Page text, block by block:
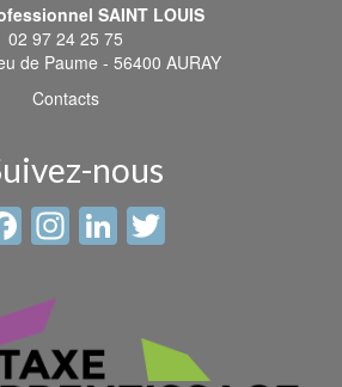
SAINT LOUIS
02 97 24 25 75
de Paume - 56400 AURAY
Contacts
nous
Facebook
Instagram
LinkedIn